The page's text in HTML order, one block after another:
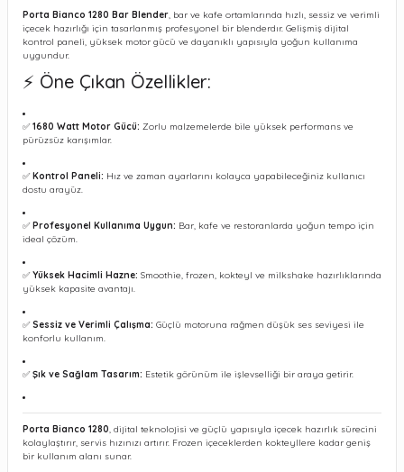
Porta Bianco 1280 Bar Blender, bar ve kafe ortamlarında hızlı, sessiz ve verimli
içecek hazırlığı için tasarlanmış profesyonel bir blenderdır. Gelişmiş dijital
kontrol paneli, yüksek motor gücü ve dayanıklı yapısıyla yoğun kullanıma
uygundur.
⚡ Öne Çıkan Özellikler:
✅1680 Watt Motor Gücü: Zorlu malzemelerde bile yüksek performans ve
pürüzsüz karışımlar.
✅Kontrol Paneli: Hız ve zaman ayarlarını kolayca yapabileceğiniz kullanıcı
dostu arayüz.
✅Profesyonel Kullanıma Uygun: Bar, kafe ve restoranlarda yoğun tempo için
ideal çözüm.
✅Yüksek Hacimli Hazne: Smoothie, frozen, kokteyl ve milkshake hazırlıklarında
yüksek kapasite avantajı.
✅Sessiz ve Verimli Çalışma: Güçlü motoruna rağmen düşük ses seviyesi ile
konforlu kullanım.
✅Şık ve Sağlam Tasarım: Estetik görünüm ile işlevselliği bir araya getirir.
Porta Bianco 1280, dijital teknolojisi ve güçlü yapısıyla içecek hazırlık sürecini
kolaylaştırır, servis hızınızı artırır. Frozen içeceklerden kokteyllere kadar geniş
bir kullanım alanı sunar.